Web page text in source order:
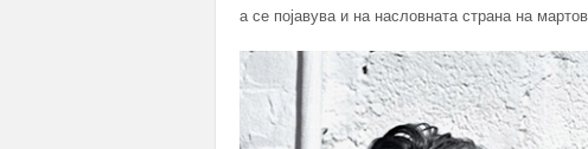
а се појавува и на насловната страна на